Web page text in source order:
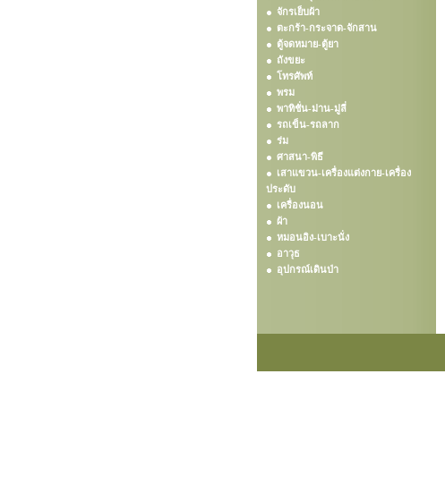
จักรเย็บผ้า
ตะกร้า-กระจาด-จักสาน
ตู้จดหมาย-ตู้ยา
ถังขยะ
โทรศัพท์
พรม
พาทิชั่น-ม่าน-มู่ลี่
รถเข็น-รถลาก
ร่ม
ศาสนา-พิธี
เสาแขวน-เครื่องแต่งกาย-เครื่อง
ประดับ
เครื่องนอน
ผ้า
หมอนอิง-เบาะนั่ง
อาวุธ
อุปกรณ์เดินป่า